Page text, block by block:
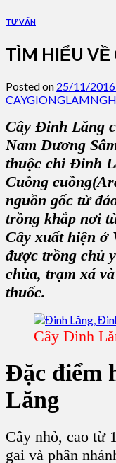
TƯ VẤN
TÌM HIỂU VỀ
Posted on 25/11/2016
Cây Đinh Lăng
Nam Dương
thuộc chi Đinh
Cuồng cuồng
nguồn gốc từ
trồng khắp nơi
Cây xuất hiện ở
được trồng chủ
chùa, trạm xá
thuốc.
Cây Đinh
Đặc điểm
Lăng
Cây nhỏ, cao từ
gai và phân